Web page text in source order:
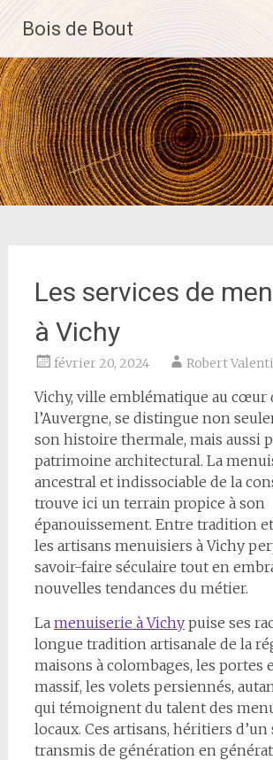
au
contenu
principal
Bois de Bout
Les services de
à Vichy
février 20, 2024 Robert
Vichy, ville emblématique au cœur
l’Auvergne, se distingue non
son histoire thermale, mais aussi
patrimoine architectural. La
ancestral et indissociable de la
trouve ici un terrain propice à son
épanouissement. Entre tradition
les artisans menuisiers à Vichy
savoir-faire séculaire tout en
nouvelles tendances du métier.
La menuiserie à Vichypuise ses
longue tradition artisanale de la
maisons à colombages, les portes
massif, les volets persiennés,
qui témoignent du talent des
locaux. Ces artisans, héritiers
transmis de génération en